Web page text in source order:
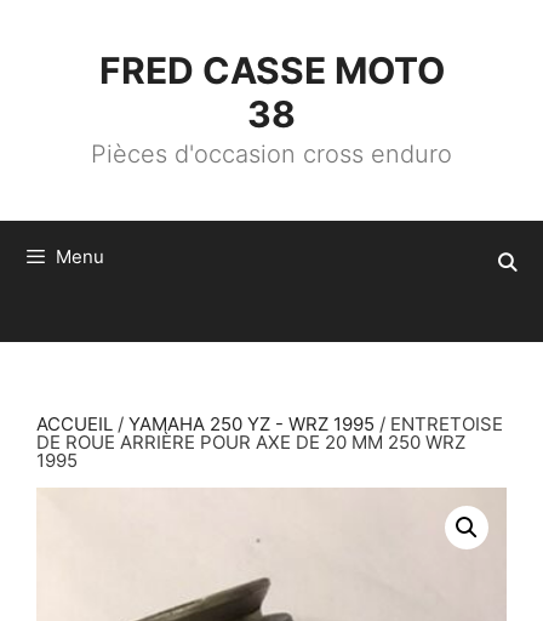
FRED CASSE MOTO
38
Pièces d'occasion cross enduro
Menu
ACCUEIL / YAMAHA 250 YZ - WRZ 1995 / ENTRETOISE
DE ROUE ARRIÈRE POUR AXE DE 20 MM 250 WRZ
1995